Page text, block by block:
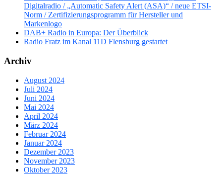
Digitalradio / „Automatic Safety Alert (ASA)“ / neue ETSI-
Norm / Zertifizierungsprogramm für Hersteller und
Markenlogo
DAB+ Radio in Europa: Der Überblick
Radio Fratz im Kanal 11D Flensburg gestartet
Archiv
August 2024
Juli 2024
Juni 2024
Mai 2024
April 2024
März 2024
Februar 2024
Januar 2024
Dezember 2023
November 2023
Oktober 2023